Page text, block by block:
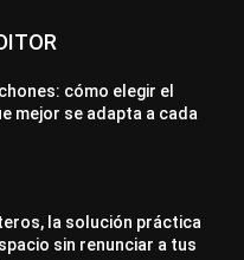
cómo elegir el
mejor se adapta a cada
la solución práctica
sin renunciar a tus